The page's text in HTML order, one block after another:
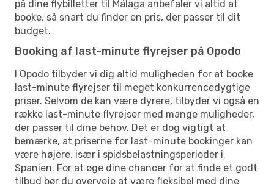
på dine flybilletter til Málaga anbefaler vi altid at
booke, så snart du finder en pris, der passer til dit
budget.
Booking af last-minute flyrejser på Opodo
I Opodo tilbyder vi dig altid muligheden for at booke
last-minute flyrejser til meget konkurrencedygtige
priser. Selvom de kan være dyrere, tilbyder vi også en
række last-minute flyrejser med mange muligheder,
der passer til dine behov. Det er dog vigtigt at
bemærke, at priserne for last-minute bookinger kan
være højere, især i spidsbelastningsperioder i
Spanien. For at øge dine chancer for at finde et godt
tilbud bør du overveje at være fleksibel med dine